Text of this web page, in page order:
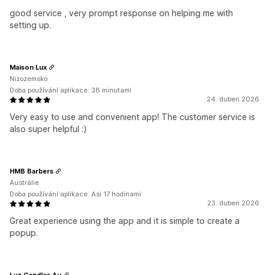
good service , very prompt response on helping me with
setting up.
24. duben 2026
Very easy to use and convenient app! The customer service is
also super helpful :)
Maison Lux
Nizozemsko
Doba používání aplikace: 38 minutami
23. duben 2026
Great experience using the app and it is simple to create a
popup.
HMB Barbers
Austrálie
Doba používání aplikace: Asi 17 hodinami